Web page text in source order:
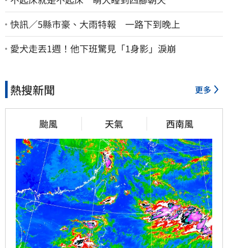
快訊／5縣市豪、大雨特報 一路下到晚上
愛犬走丟1週！他下班驚見「1身影」淚崩
熱搜新聞 更多
颱風 天氣 西南風